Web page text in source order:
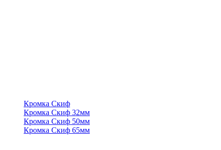
Кромка Скиф
Кромка Скиф 32мм
Кромка Скиф 50мм
Кромка Скиф 65мм